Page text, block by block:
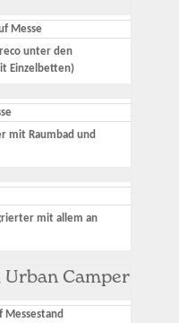
unter den
Einzelbetten)
mit Raumbad und
mit allem an
Urban Camper